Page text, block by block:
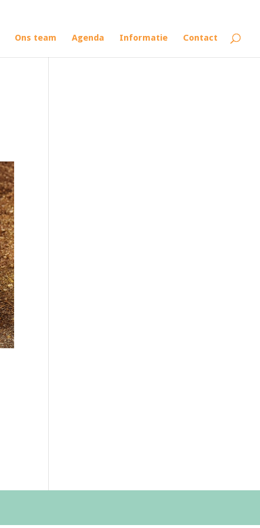
Ons team Agenda Informatie Contact